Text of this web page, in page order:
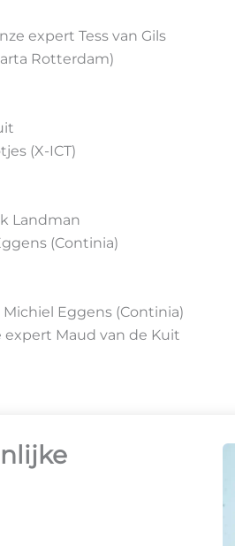
expert Tess van Gils
Rotterdam)
(X-ICT)
Landman
(Continia)
Eggens (Continia)
expert Maud van de Kuit